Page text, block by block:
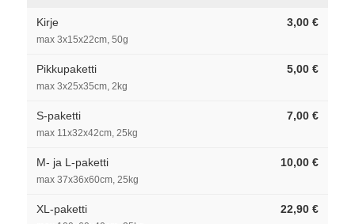
Kirje
max 3x15x22cm, 50g
3,00 €
Pikkupaketti
max 3x25x35cm, 2kg
5,00 €
S-paketti
max 11x32x42cm, 25kg
7,00 €
M- ja L-paketti
max 37x36x60cm, 25kg
10,00 €
XL-paketti 22,90 €